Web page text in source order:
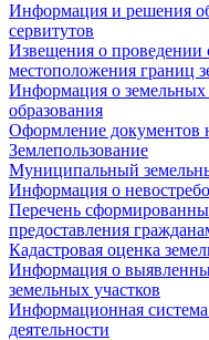
Информация и решения
сервитутов
Извещения о проведении
местоположения границ
Информация о земельных
образования
Оформление документов
Землепользование
Муниципальный
Информация о
Перечень
предоставления
Кадастровая оценка
Информация о
земельных участков
Информационная система
деятельности